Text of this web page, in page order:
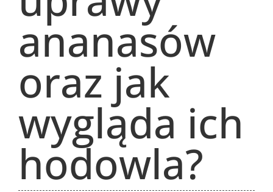
ananasów
oraz jak
wygląda ich
hodowla?